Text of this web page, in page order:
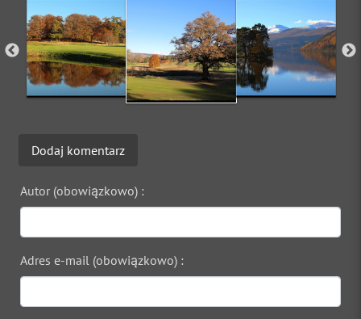
Dodaj komentarz
Autor (obowiązkowo) :
Adres e-mail (obowiązkowo) :